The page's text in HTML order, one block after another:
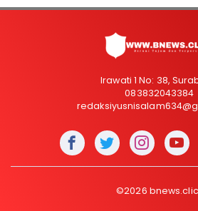
Irawati 1 No: 38,
083832043384
©2026